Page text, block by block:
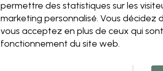
permettre des statistiques sur les
marketing personnalisé. Vous décidez
vous acceptez en plus de ceux qui
fonctionnement du site web.